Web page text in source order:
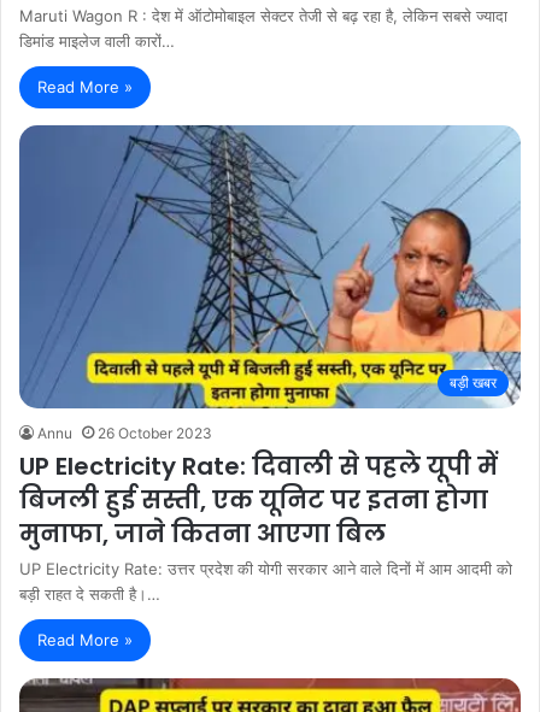
Maruti Wagon R : देश में ऑटोमोबाइल सेक्टर तेजी से बढ़ रहा है, लेकिन सबसे ज्यादा
डिमांड माइलेज वाली कारों…
Read More »
बड़ी खबर
Annu 26 October 2023
UP Electricity Rate: दिवाली से पहले यूपी में
बिजली हुई सस्ती, एक यूनिट पर इतना होगा
मुनाफा, जाने कितना आएगा बिल
UP Electricity Rate: उत्तर प्रदेश की योगी सरकार आने वाले दिनों में आम आदमी को
बड़ी राहत दे सकती है।…
Read More »